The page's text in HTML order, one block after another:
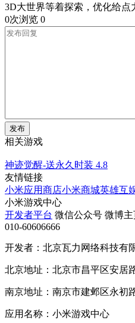
3D大世界等着探索，优化给点
0次浏览 0
发布
相关游戏
神迹觉醒-送永久时装 4.8
友情链接
小米应用商店小米商城英雄互
小米游戏中心
开发者平台 微信公众号 微博主
010-60606666
开发者：北京瓦力网络科技有
北京地址：北京市昌平区安居
南京地址：南京市建邺区永初
应用名称：小米游戏中心